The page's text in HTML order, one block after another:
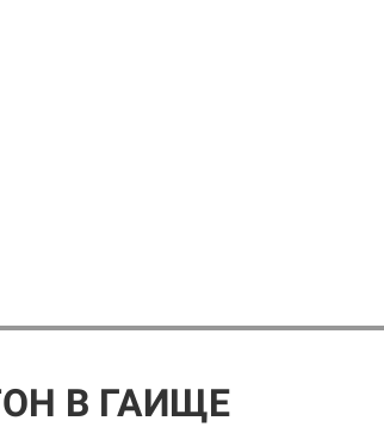
В ГАИЩЕ